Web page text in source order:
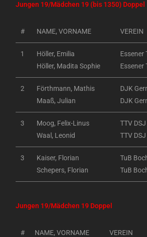
Jungen 19/Mädchen 19 (bis 1350) Doppel
# NAME, VORNAME VEREIN
1
Höller, Emilia
Höller, Madita Sophie
Essener
Essener
2
Förthmann, Mathis
Maaß, Julian
DJK
DJK
3
Moog, Felix-Linus
Waal, Leonid
TTV
TTV
3
Kaiser, Florian
Schepers, Florian
TuB
TuB
Jungen 19/Mädchen 19 Doppel
# NAME, VORNAME VEREIN